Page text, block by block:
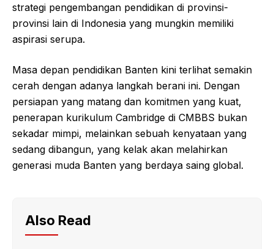
strategi pengembangan pendidikan di provinsi-
provinsi lain di Indonesia yang mungkin memiliki
aspirasi serupa.
Masa depan pendidikan Banten kini terlihat semakin
cerah dengan adanya langkah berani ini. Dengan
persiapan yang matang dan komitmen yang kuat,
penerapan kurikulum Cambridge di CMBBS bukan
sekadar mimpi, melainkan sebuah kenyataan yang
sedang dibangun, yang kelak akan melahirkan
generasi muda Banten yang berdaya saing global.
Also Read